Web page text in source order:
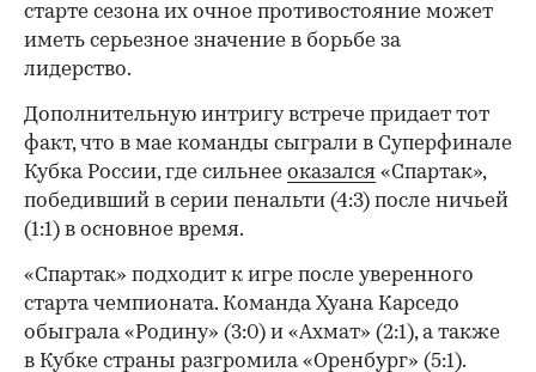
старте сезона их очное противостояние может
иметь серьезное значение в борьбе за
лидерство.
Дополнительную интригу встрече придает тот
факт, что в мае команды сыграли в Суперфинале
Кубка России, где сильнее оказался «Спартак»,
победивший в серии пенальти (4:3) после ничьей
(1:1) в основное время.
«Спартак» подходит к игре после уверенного
старта чемпионата. Команда Хуана Карседо
обыграла «Родину» (3:0) и «Ахмат» (2:1), а также
в Кубке страны разгромила «Оренбург» (5:1).